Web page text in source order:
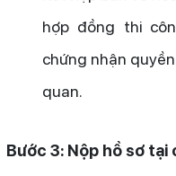
hợp đồng thi
chứng nhận
quan.
Bước 3: Nộp hồ sơ tại